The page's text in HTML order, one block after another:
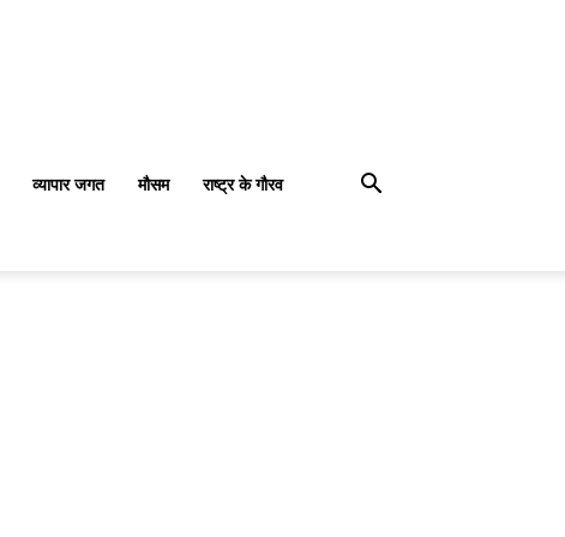
व्यापार जगत मौसम राष्ट्र के गौरव